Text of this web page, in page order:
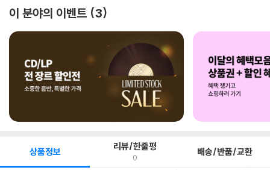
이 분야의 이벤트 3
상품정보 리뷰/한줄평
0 배송/반품/교환